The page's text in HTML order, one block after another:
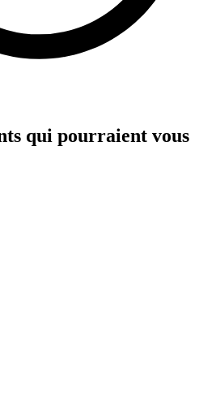
qui pourraient vous